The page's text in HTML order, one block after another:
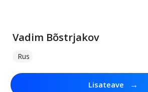
Vadim Bõstrjakov
Rus
Lisateave →